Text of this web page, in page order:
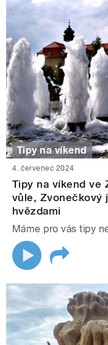
Tipy na víkend
4. červenec 2024
Tipy na víkend ve
vůle, Zvonečkový
hvězdami
Máme pro vás tipy